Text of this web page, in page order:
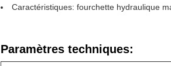
Caractéristiques: fourchette hydraulique
Paramètres techniques: